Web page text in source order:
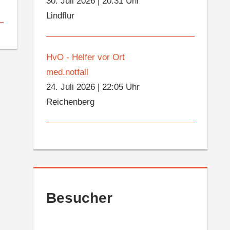
Lindflur
HvO - Helfer vor Ort
med.notfall
24. Juli 2026 |22:05 Uhr
Reichenberg
Besucher